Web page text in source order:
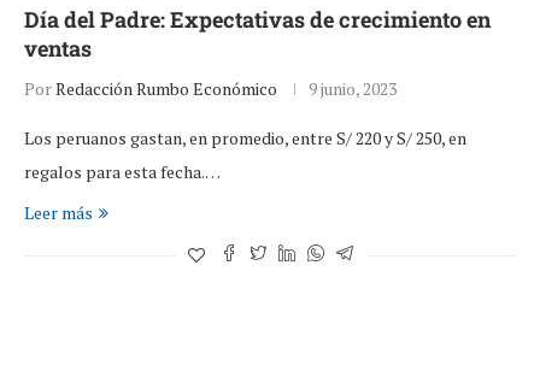
Día del Padre: Expectativas de crecimiento en
ventas
PorRedacción Rumbo Económico 9 junio, 2023
Los peruanos gastan, en promedio, entre S/ 220 y S/ 250, en
regalos para esta fecha.…
Leer más